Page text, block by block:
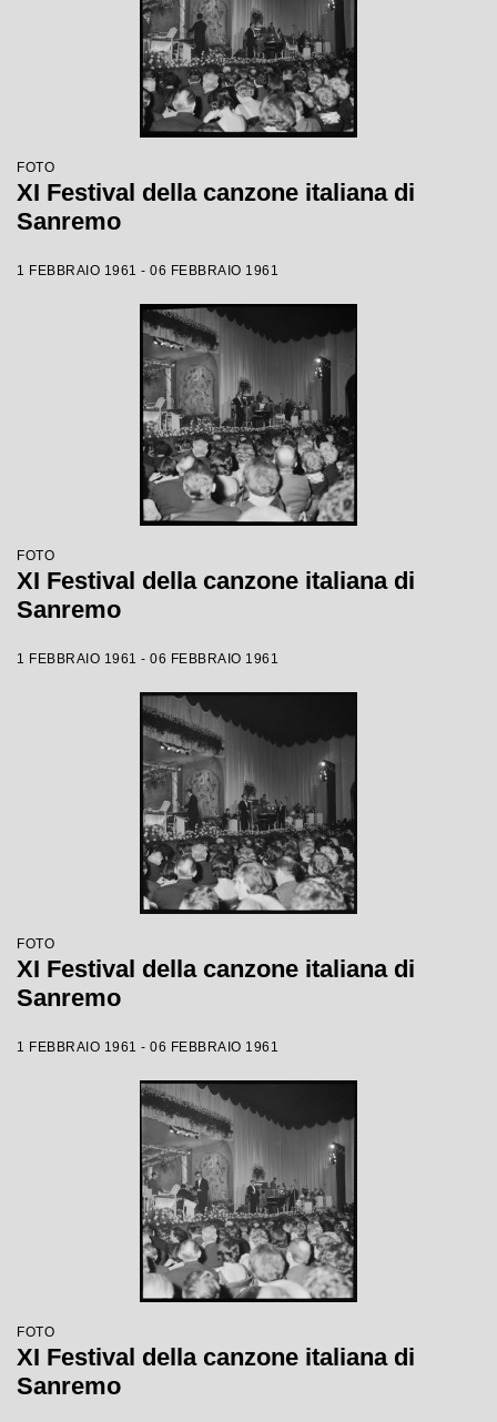
FOTO
XI Festival della canzone italiana di
Sanremo
1 FEBBRAIO 1961 - 06 FEBBRAIO 1961
FOTO
XI Festival della canzone italiana di
Sanremo
1 FEBBRAIO 1961 - 06 FEBBRAIO 1961
FOTO
XI Festival della canzone italiana di
Sanremo
1 FEBBRAIO 1961 - 06 FEBBRAIO 1961
FOTO
XI Festival della canzone italiana di
Sanremo